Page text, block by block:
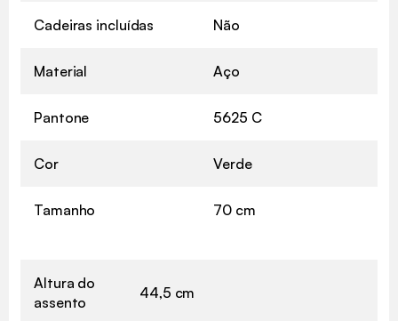
Cadeiras incluídas Não
Material Aço
Pantone 5625 C
Cor Verde
Tamanho 70 cm
Altura do
assento
44,5 cm